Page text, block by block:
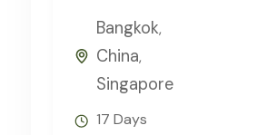
Bangkok,
China,
Singapore
17 Days